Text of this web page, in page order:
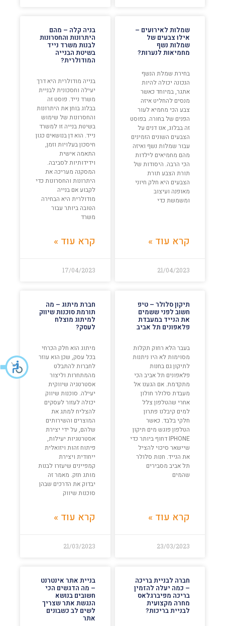
שמלות לאירועים –
אילו צבעים של
שמלות נשף
מחמיאות לנערות?
בחירת שמלת הנשף
הנכונה יכולה להיות
אתגר, במיוחד כאשר
מנסים להחליט איזה
צבע הכי מחמיא לעור
הפנים של בחורה. בפוסט
זה בבלוג, אנו דנים על
הצבעים השונים הזמינים
עבור שמלות נשף ואיזה
מהם מחמיאים לילדות
הכי הרבה. היסודות של
תורת הצבע תורת
הצבעים היא חלק חיוני
מאופנה ועיצוב
ומשמשת כדי
קרא עוד »
21/04/2023
בניה קלה – מהם
היתרונות והחסרונות
לבנות משרד נייד
בשיטת הבנייה
המודולרית?
בנייה מודולרית היא דרך
יעילה וחסכונית לבניית
משרד נייד. פוסט זה
בבלוג בוחן את היתרונות
והחסרונות של שימוש
בשיטת בנייה זו למשרד
נייד. הוא דן בנושאים כגון
חיסכון בעלויות וזמן,
התאמה אישית
וידידותיות לסביבה.
המסקנה מעריכה את
היתרונות והחסרונות כדי
לקבוע אם בנייה
מודולרית היא הבחירה
הטובה ביותר עבור
משרד
קרא עוד »
17/04/2023
תיקון סלולר – טיפ
חשוב לפני ששמים
את הנייד במעבדת
פלאפונים תל אביב
בעבר הלא רחוק תקלות
מסוימות לא היו ניתנות
לתיקון גם בחנות
פלאפונים תל אביב הכי
מתקדמת. אם הגענו אל
מעבדת סלולר חולון
אחרי שהטלפון צלל
למים קיבלנו פתרון
חלקי בלבד. כאשר
הטלפון פוגש מים תיקון
IPHONE דחוף ביותר כדי
שיישאר סיכוי להציל
את הנייד. חנות סלולר
תל אביב מסבירים
שהמים
קרא עוד »
23/03/2023
חברת מיתוג – מה
תורמת סוכנות שיווק
למיתוג מוצלח
לעסק?
מיתוג הוא חלק הכרחי
בכל עסק, שכן הוא עוזר
לחברות להתבלט
מהמתחרות וליצור
אסטרטגיה שיווקית
יעילה. סוכנות שיווק
יכולה לעזור לעסקים
להצליח למתג את
המוצרים והשירותים
שלהם, על ידי יצירת
אסטרטגיות יעילות,
פיתוח זהות ויזואלית
ייחודית ויצירת
קמפיינים שיעזרו לבנות
מותג חזק. מאמר זה
יבדוק את הדרכים שבהן
סוכנות שיווק
קרא עוד »
21/03/2023
חברה לבניית בריכה
– כמה יעלה להזמין
בריכה מפיברגלאס
מחרה מקצועית
לבניית בריכות?
בניית אתר אינטרנט
– מה הדגשים הכי
חשובים בנושא
הנגשת אתר שצריך
לשים לב כשבונים
אתר